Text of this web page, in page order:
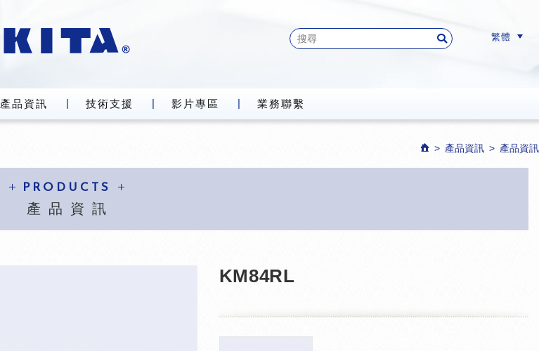
繁體
產品資訊 技術支援 影片專區 業務聯繫
產品資訊 產品資訊
PRODUCTS
產品資訊
KM84RL